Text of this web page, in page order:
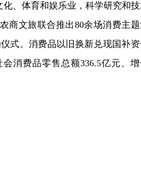
、体育和娱乐业，科学研究和
商文旅联合推出80余场消费主
式。消费品以旧换新兑现国补
消费品零售总额336.5亿元、增